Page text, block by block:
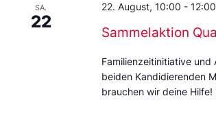
SA.
22
Sammelaktion
22. August, 10:00 - 12:00
Familienzeitinitiative und
beiden Kandidierenden
brauchen wir deine